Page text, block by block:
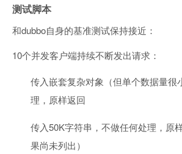
测试脚本
和dubbo自身的基准测试保持接近：
10个并发客户端持续不断发出请求：
传入嵌套复杂对象（但单个数据量很
理，原样返回
传入50K字符串，不做任何处理，原
果尚未列出）